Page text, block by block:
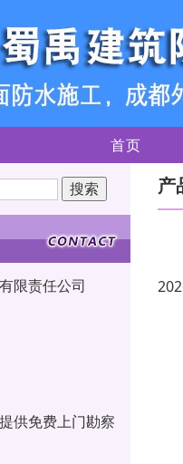
首页
限责任公司
供免费上门勘察
产